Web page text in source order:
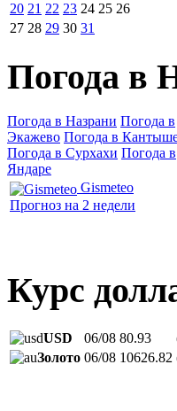
20 21 22 23 24 25 26
27 28 29 30 31
Погода в
Погода в Назрани Погода в
Экажево Погода в
Погода в Сурхахи Погода в
Яндаре
Gismeteo
Прогноз на 2 недели
Курс
USD 06/08 80.93
Золото 06/08 10626.82